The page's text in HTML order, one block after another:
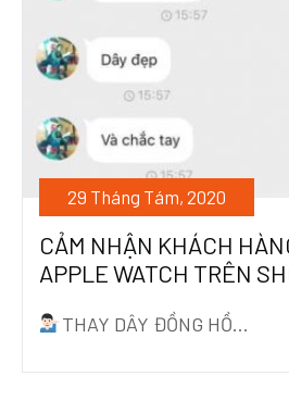
29 Tháng Tám, 2020
CẢM NHẬN KHÁCH
APPLE WATCH TRÊN
THAY DÂY ĐỒNG HỒ...